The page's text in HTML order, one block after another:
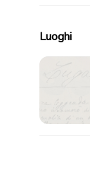
Luoghi